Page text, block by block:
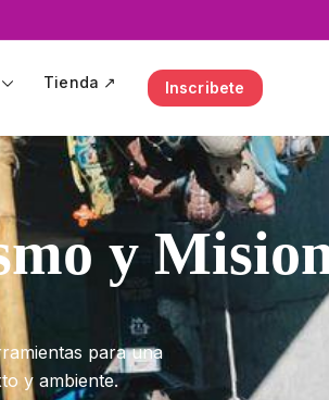
Tienda ↗ Inscribete
y
para una
y ambiente.